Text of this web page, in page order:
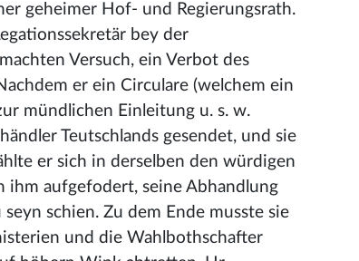
geheimer Hof- und Regierungsrath.
bey der
Versuch, ein Verbot des
er ein Circulare (welchem ein
mündlichen Einleitung u. s. w.
Teutschlands gesendet, und sie
er sich in derselben den würdigen
ihm aufgefodert, seine Abhandlung
schien. Zu dem Ende musste sie
und die Wahlbothschafter